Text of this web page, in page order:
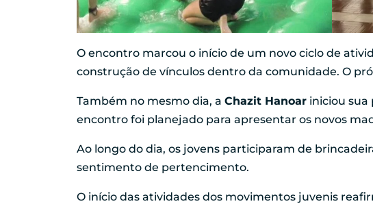
O encontro marcou o início de um novo ciclo de
construção de vínculos dentro da comunidade. O
Também no mesmo dia, a Chazit Hanoar iniciou sua
encontro foi planejado para apresentar os novos
Ao longo do dia, os jovens participaram de
sentimento de pertencimento.
O início das atividades dos movimentos juvenis